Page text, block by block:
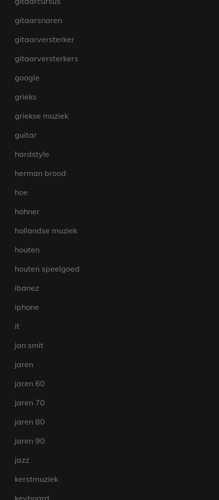
gitaarsnaren
gitaarversterker
gitaarversterkers
google
grieks
griekse muziek
guitar
hardstyle
herman brood
hoe
hohner
hollandse muziek
houten
houten speelgoed
ibanez
iphone
it
jan smit
jaren
jaren 60
jaren 70
jaren 80
jaren 90
jazz
kerstmuziek
keyboard